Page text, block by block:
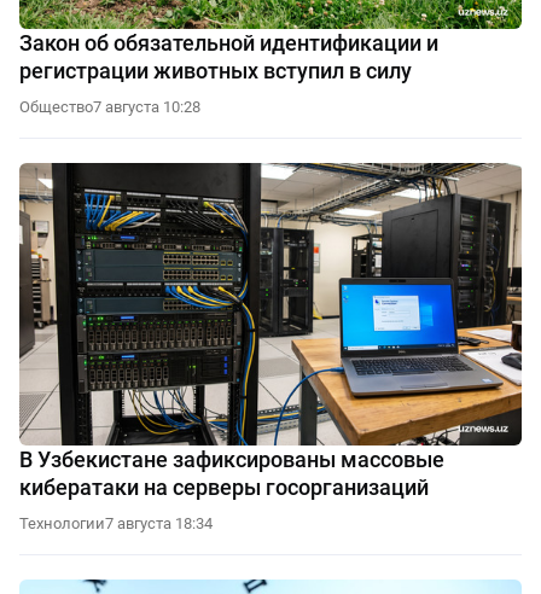
Закон об обязательной идентификации и
регистрации животных вступил в силу
Общество7 августа 10:28
В Узбекистане зафиксированы массовые
кибератаки на серверы госорганизаций
Технологии7 августа 18:34